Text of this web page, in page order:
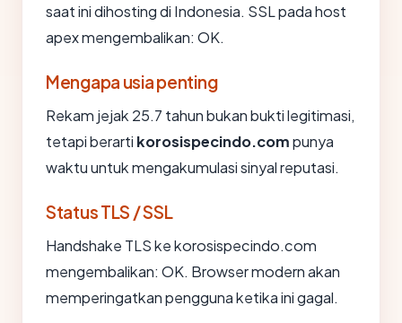
saat ini dihosting di Indonesia. SSL pada host
apex mengembalikan: OK.
Mengapa usia penting
Rekam jejak 25.7 tahun bukan bukti legitimasi,
tetapi berarti korosispecindo.compunya
waktu untuk mengakumulasi sinyal reputasi.
Status TLS / SSL
Handshake TLS ke korosispecindo.com
mengembalikan: OK. Browser modern akan
memperingatkan pengguna ketika ini gagal.